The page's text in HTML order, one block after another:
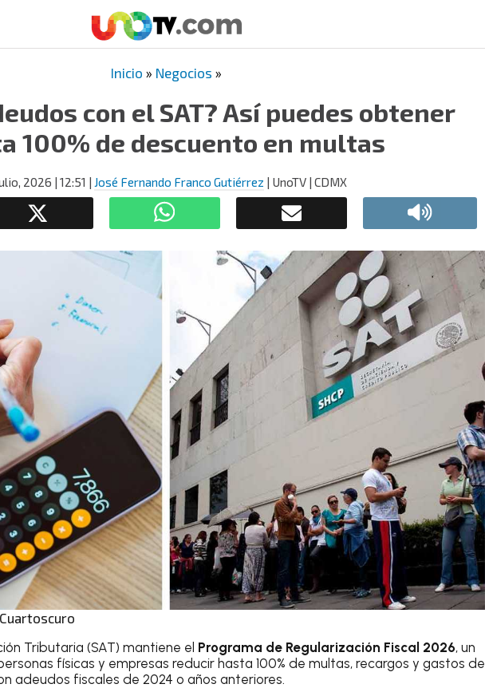
Inicio » Negocios »
con el SAT? Así puedes obtener
100% de descuento en multas
2026 | 12:51 | José Fernando Franco Gutiérrez | UnoTV | CDMX
Tributaria (SAT) mantiene el Programa de Regularización Fiscal 2026, un
físicas y empresas reducir hasta 100% de multas, recargos y gastos de
adeudos fiscales de 2024 o años anteriores.